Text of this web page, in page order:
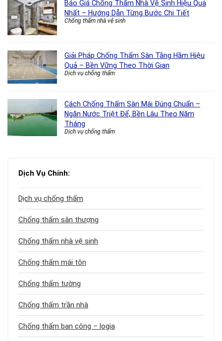
Báo Giá Chống Thấm Nhà Vệ Sinh Hiệu Quả
Nhất – Hướng Dẫn Từng Bước Chi Tiết
Chống thấm nhà vệ sinh
Giải Pháp Chống Thấm Sàn Tầng Hầm Hiệu
Quả – Bền Vững Theo Thời Gian
Dịch vụ chống thấm
Cách Chống Thấm Sàn Mái Đúng Chuẩn –
Ngăn Nước Triệt Để, Bền Lâu Theo Năm
Tháng
Dịch vụ chống thấm
Dịch Vụ Chính:
Dịch vụ chống thấm
Chống thấm sân thượng
Chống thấm nhà vệ sinh
Chống thấm mái tôn
Chống thấm tường
Chống thấm trần nhà
Chống thấm ban công – logia